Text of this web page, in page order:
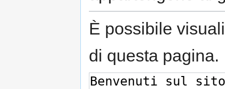
È possibile
di questa pagina.